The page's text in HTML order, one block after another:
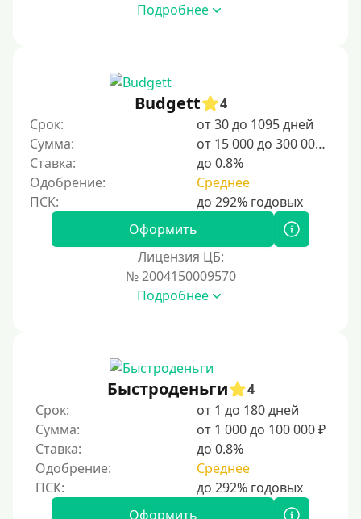
Несовершеннолетним
Мамам в декрете
Без прописки
Без регистрации
С временной регистрацией
Без подтверждения личности
Пенсионерам до 70 лет
Пенсионерам до 85 лет
Безработным
Даже бомжам
Без указания места работы
Для иностранных граждан
Для иностранных граждан Украины
Подробнее
Budgett
4
Срок:
от 30 до 1095 дней
Сумма:
от 15 000 до 300 000 ₽
Ставка:
до 0.8%
Одобрение:
Среднее
Оформить
Лицензия ЦБ:
№ 2004150009570
Подробнее
Быстроденьги
4
Срок:
от 1 до 180 дней
Сумма:
от 1 000 до 100 000 ₽
Ставка:
до 0.8%
Одобрение:
Среднее
Оформить